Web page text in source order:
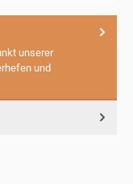
unserer
und